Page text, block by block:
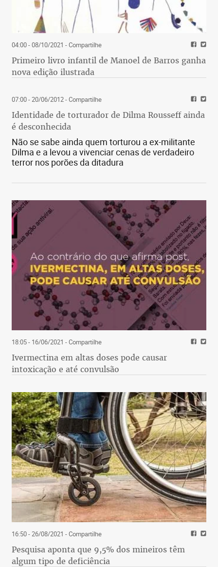
04:00 - 08/10/2021 - Compartilhe
Primeiro livro infantil de Manoel de Barros ganha
nova edição ilustrada
07:00 - 20/06/2012- Compartilhe
Identidade de torturador de Dilma Rousseff ainda
é desconhecida
Não se sabe ainda quem torturou a ex-militante
Dilma e a levou a vivenciar cenas de verdadeiro
terror nos porões da ditadura
18:05 - 16/06/2021 - Compartilhe
Ivermectina em altas doses pode causar
intoxicação e até convulsão
16:50 - 26/08/2021 - Compartilhe
Pesquisa aponta que 9,5% dos mineiros têm
algum tipo de deficiência